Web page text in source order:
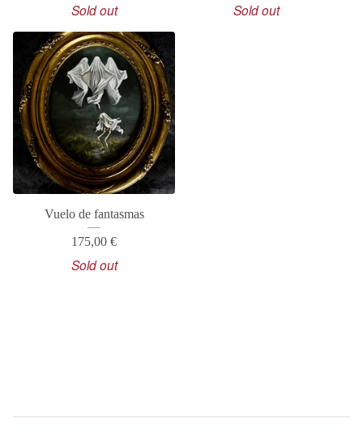
Sold out Sold out
Vuelo de fantasmas
175,00 €
Sold out